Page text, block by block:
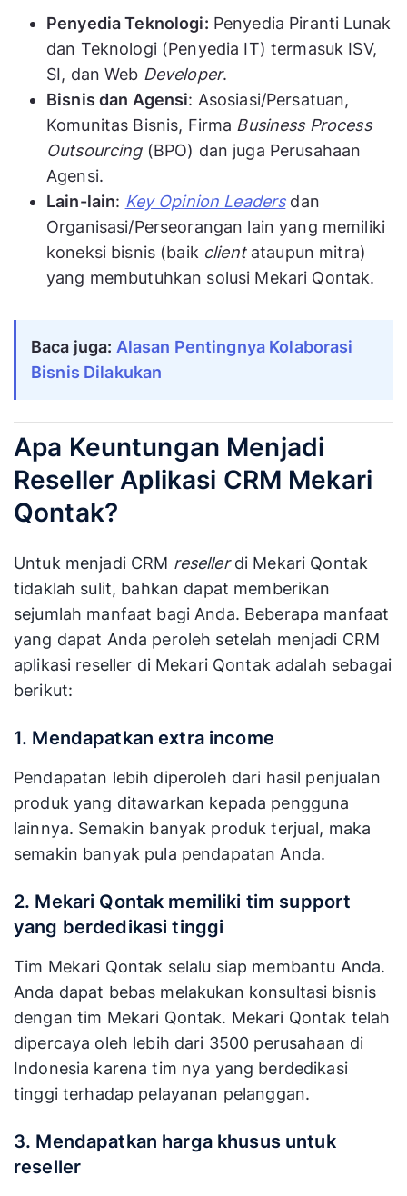
Penyedia Teknologi: Penyedia Piranti Lunak
dan Teknologi (Penyedia IT) termasuk ISV,
SI, dan Web Developer.
Bisnis dan Agensi: Asosiasi/Persatuan,
Komunitas Bisnis, Firma Business Process
Outsourcing(BPO) dan juga Perusahaan
Agensi.
Lain-lain: Key Opinion Leadersdan
Organisasi/Perseorangan lain yang memiliki
koneksi bisnis (baik clientataupun mitra)
yang membutuhkan solusi Mekari Qontak.
Baca juga: Alasan Pentingnya Kolaborasi
Bisnis Dilakukan
Apa Keuntungan Menjadi
Reseller Aplikasi CRM Mekari
Qontak?
Untuk menjadi CRM resellerdi Mekari Qontak
tidaklah sulit, bahkan dapat memberikan
sejumlah manfaat bagi Anda. Beberapa manfaat
yang dapat Anda peroleh setelah menjadi CRM
aplikasi reseller di Mekari Qontak adalah sebagai
berikut:
1. Mendapatkan extra income
Pendapatan lebih diperoleh dari hasil penjualan
produk yang ditawarkan kepada pengguna
lainnya. Semakin banyak produk terjual, maka
semakin banyak pula pendapatan Anda.
2. Mekari Qontak memiliki tim support
yang berdedikasi tinggi
Tim Mekari Qontak selalu siap membantu Anda.
Anda dapat bebas melakukan konsultasi bisnis
dengan tim Mekari Qontak. Mekari Qontak telah
dipercaya oleh lebih dari 3500 perusahaan di
Indonesia karena tim nya yang berdedikasi
tinggi terhadap pelayanan pelanggan.
3. Mendapatkan harga khusus untuk
reseller